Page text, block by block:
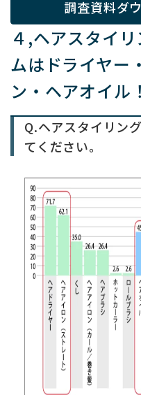
調査資料ダ
４,ヘアスタイ
ムはドライヤー
ン・ヘアオイル！
Q.ヘアスタイリン
てください。